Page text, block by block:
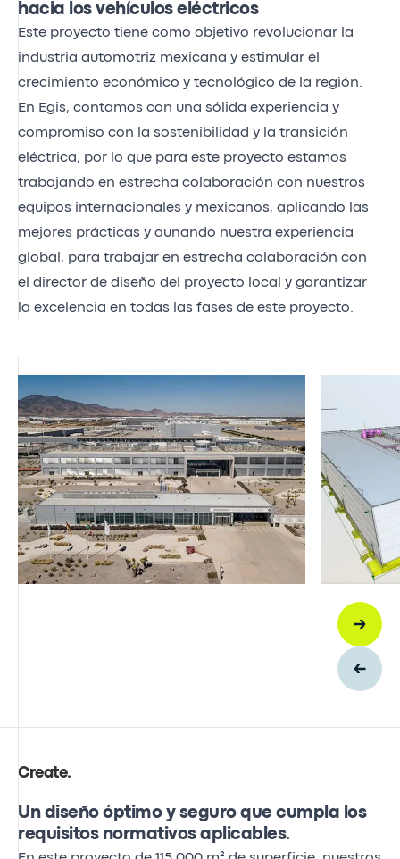
hacia los vehículos eléctricos
Este proyecto tiene como objetivo revolucionar la
industria automotriz mexicana y estimular el
crecimiento económico y tecnológico de la región.
En Egis, contamos con una sólida experiencia y
compromiso con la sostenibilidad y la transición
eléctrica, por lo que para este proyecto estamos
trabajando en estrecha colaboración con nuestros
equipos internacionales y mexicanos, aplicando las
mejores prácticas y aunando nuestra experiencia
global, para trabajar en estrecha colaboración con
el director de diseño del proyecto local y garantizar
la excelencia en todas las fases de este proyecto.
Create.
Un diseño óptimo y seguro que cumpla los
requisitos normativos aplicables.